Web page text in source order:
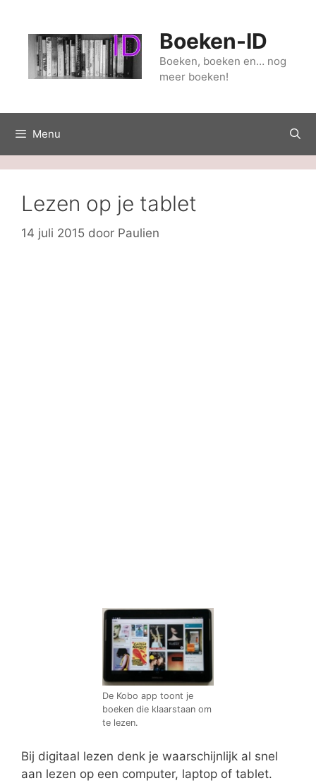
inhoud
Boeken-ID
Boeken, boeken en… nog
meer boeken!
Menu
Lezen op je tablet
14 juli 2015 door Paulien
De Kobo app toont je
boeken die klaarstaan om
te lezen.
Bij digitaal lezen denk je waarschijnlijk al snel
aan lezen op een computer, laptop of tablet.